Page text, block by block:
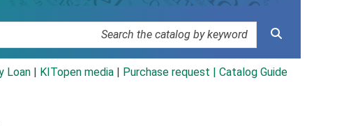
Loan KITopen media Purchase request | Catalog Guide